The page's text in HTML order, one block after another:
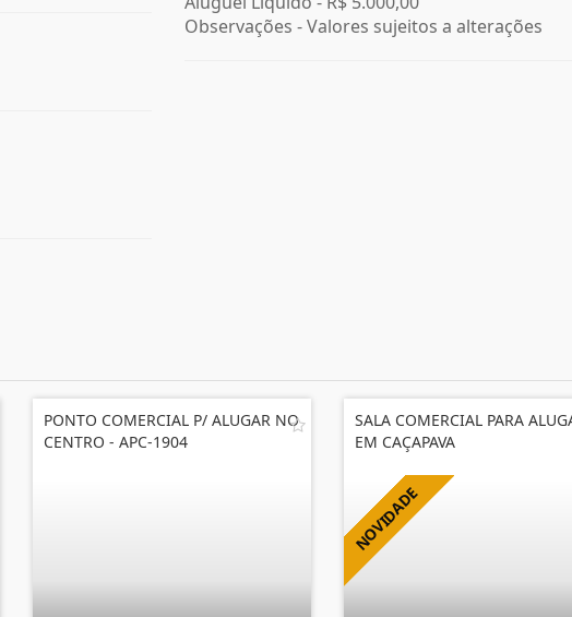
Observações - Valores sujeitos a alterações
PONTO COMERCIAL P/ ALUGAR NO
CENTRO - APC-1904
SALA COMERCIAL PARA
EM CAÇAPAVA